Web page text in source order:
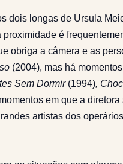
dois longas de Ursula
é
obriga a câmera e as
(2004), mas há
Sem Dormir (1994),
em que a
artistas dos